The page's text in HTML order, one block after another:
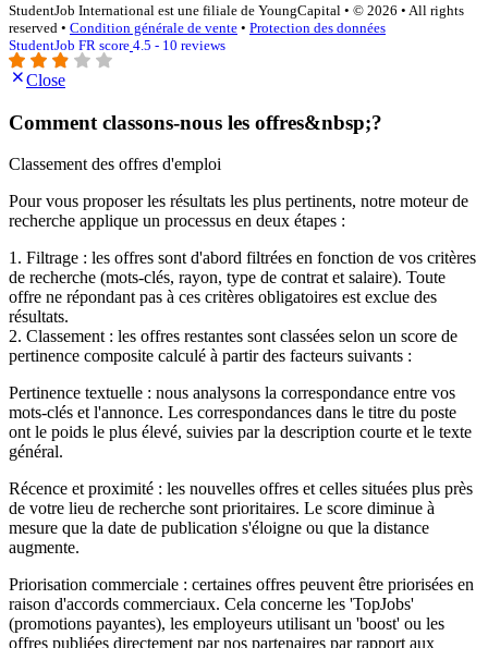
StudentJob International est une filiale de YoungCapital • © 2026 • All rights
reserved • Condition générale de vente • Protection des données
StudentJob FR score 4.5 - 10 reviews
Close
Comment classons-nous les offres&nbsp;?
Classement des offres d'emploi
Pour vous proposer les résultats les plus pertinents, notre moteur de
recherche applique un processus en deux étapes :
1. Filtrage : les offres sont d'abord filtrées en fonction de vos critères
de recherche (mots-clés, rayon, type de contrat et salaire). Toute
offre ne répondant pas à ces critères obligatoires est exclue des
résultats.
2. Classement : les offres restantes sont classées selon un score de
pertinence composite calculé à partir des facteurs suivants :
Pertinence textuelle : nous analysons la correspondance entre vos
mots-clés et l'annonce. Les correspondances dans le titre du poste
ont le poids le plus élevé, suivies par la description courte et le texte
général.
Récence et proximité : les nouvelles offres et celles situées plus près
de votre lieu de recherche sont prioritaires. Le score diminue à
mesure que la date de publication s'éloigne ou que la distance
augmente.
Priorisation commerciale : certaines offres peuvent être priorisées en
raison d'accords commerciaux. Cela concerne les 'TopJobs'
(promotions payantes), les employeurs utilisant un 'boost' ou les
offres publiées directement par nos partenaires par rapport aux